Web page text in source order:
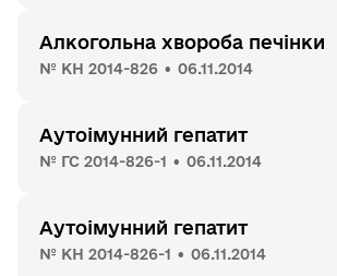
Алкогольна хвороба печінки
№ КН 2014-826 • 06.11.2014
Аутоімунний гепатит
№ ГС 2014-826-1 • 06.11.2014
Аутоімунний гепатит
№ КН 2014-826-1 • 06.11.2014